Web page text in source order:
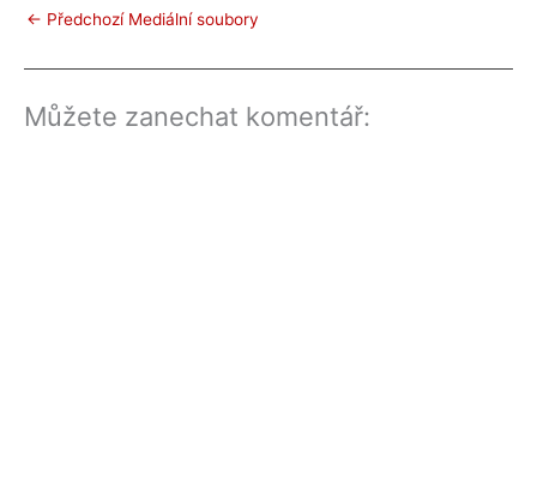
← Předchozí Mediální soubory
Můžete zanechat komentář: